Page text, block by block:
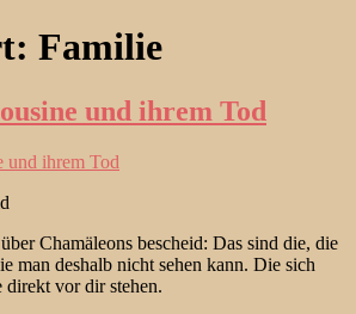
Familie
und ihrem Tod
Chamäleons bescheid: Das sind die, die
man deshalb nicht sehen kann. Die sich
direkt vor dir stehen.